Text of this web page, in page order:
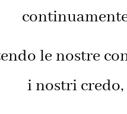
le nostre
i nostri credo,